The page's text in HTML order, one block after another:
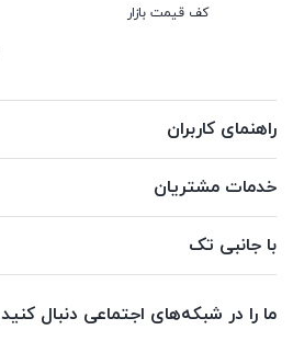
کف قیمت بازار
راهنمای کاربران
خدمات مشتریان
با جانبی تک
ما را در شبکه‌های اجتماعی دنبال کنید